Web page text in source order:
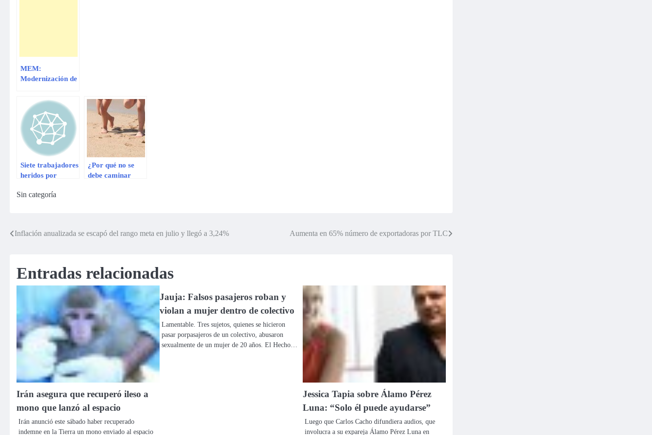
MEM:
Modernización de
Talara concluirá
en el 2017
Siete trabajadores
heridos por
planta de gas en
¿Por qué no se
debe caminar
Sin categoría
Navegación
entradas
Inflación anualizada se escapó del rango meta en julio y llegó a 3,24% Aumenta en 65% número de exportadoras por TLC
Entradas relacionadas
Irán asegura que recuperó ileso a
mono que lanzó al espacio
Irán anunció este sábado haber recuperado
indemne en la Tierra un mono enviado al espacio
Jauja: Falsos pasajeros roban y
violan a mujer dentro de colectivo
Lamentable. Tres sujetos, quienes se hicieron
pasar porpasajeros de un colectivo, abusaron
sexualmente de un mujer de 20 años. El Hecho…
Jessica Tapia sobre Álamo Pérez
Luna: “Solo él puede ayudarse”
Luego que Carlos Cacho difundiera audios, que
involucra a su expareja Álamo Pérez Luna en